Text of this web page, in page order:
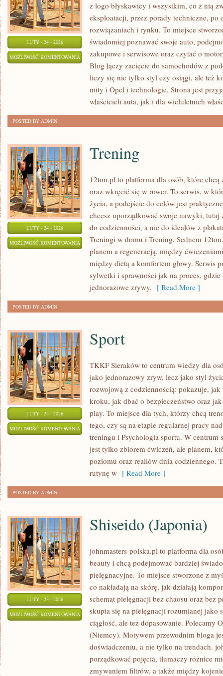
LUTY - 24 - 2026
MOŻLIWOŚĆ KOMENTOWANIA PORADY
WŁAŚCICIELI
z logo błyskawicy i wszystkim, co z nią
eksploatacji, przez porady techniczne, po
rozwiązaniach i rynku. To miejsce
świadomiej poznawać swoje auto,
zakupowe i serwisowe oraz czytać o
Blog łączy zacięcie do samochodów z
liczy się nie tylko styl czy osiągi, ale też
mity i Opel i technologie. Strona jest
właścicieli auta, jak i dla wieluletnich
POSTED BY ADMIN
LUTY - 24 - 2026
MOŻLIWOŚĆ KOMENTOWANIA TRENING
Trening
12ton.pl to platforma dla osób, które
oraz wkręcić się w rower. To serwis, w
życia, a podejście do celów jest
chcesz uporządkować swoje nawyki, tutaj
do codzienności, a nie do ideałów z
Treningi w domu i Trening. Sednem
planem a regeneracją, między
między dietą a komfortem głowy. Serwis
sylwetki i sprawności jak na proces, gdzie
jednorazowe zrywy. [ Read More ]
POSTED BY ADMIN
LUTY - 24 - 2026
MOŻLIWOŚĆ KOMENTOWANIA SPORT
Sport
TKKF Sieraków to centrum wiedzy dla
jako jednorazowy zryw, lecz jako styl
rozwojową z codziennością: pokazuje,
kroku, jak dbać o bezpieczeństwo oraz
play. To miejsce dla tych, którzy chcą
tego, czy są na etapie regularnej pracy
treningu i Psychologia sportu. W centrum
jest tylko zbiorem ćwiczeń, ale planem,
poziomu oraz realiów dnia codziennego.
rutynę w [ Read More ]
POSTED BY ADMIN
LUTY - 23 - 2026
MOŻLIWOŚĆ KOMENTOWANIA SHISEIDO
(JAPONIA)
Shiseido (Japonia)
johnmasters-polska.pl to platforma dla
beauty i chcą podejmować bardziej
pielęgnacyjne. To miejsce stworzone z
co nakładają na skórę, jak działają
schemat pielęgnacji bez chaosu oraz bez
skupia się na pielęgnacji rozumianej jako
ciągłość, ale też dopasowanie. Polecamy
(Niemcy). Motywem przewodnim bloga
doświadczeniu, a nie tylko na trendach.
porządkować pojęcia, tłumaczy różnice
zmywaniem filtrów, a także między